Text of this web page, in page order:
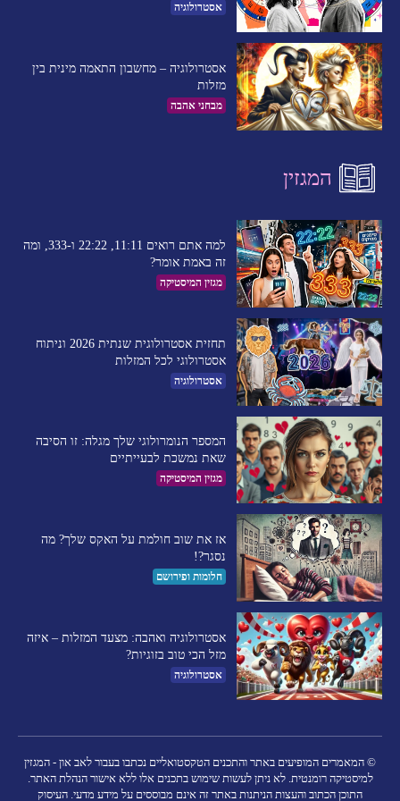
אסטרולוגיה
אסטרולוגיה – מחשבון התאמה מינית בין
מזלות
מבחני אהבה
המגזין
למה אתם רואים 11:11, 22:22 ו-333, ומה
זה באמת אומר?
מגזין המיסטיקה
תחזית אסטרולוגית שנתית 2026 וניתוח
אסטרולוגי לכל המזלות
אסטרולוגיה
המספר הנומרולוגי שלך מגלה: זו הסיבה
שאת נמשכת לבעייתיים​
מגזין המיסטיקה
אז את שוב חולמת על האקס שלך? מה
נסגר?!
חלומות ופירושם
אסטרולוגיה ואהבה: מצעד המזלות – איזה
מזל הכי טוב בזוגיות?
אסטרולוגיה
© המאמרים המופיעים באתר והתכנים הטקסטואליים נכתבו בעבור לאב און - המגזין
למיסטיקה רומנטית. לא ניתן לעשות שימוש בתכנים אלו ללא אישור הנהלת האתר.
התוכן הכתוב והעצות הניתנות באתר זה אינם מבוססים על מידע מדעי. העיסוק